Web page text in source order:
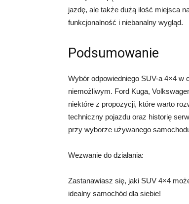
jazdę, ale także dużą ilość miejsca
funkcjonalność i niebanalny wygląd.
Podsumowanie
Wybór odpowiedniego SUV-a 4×4 w
niemożliwym. Ford Kuga,
niektóre z propozycji, które warto
techniczny pojazdu oraz historię
przy wyborze używanego
Wezwanie do działania:
Zastanawiasz się, jaki SUV 4×4
idealny samochód dla siebie!